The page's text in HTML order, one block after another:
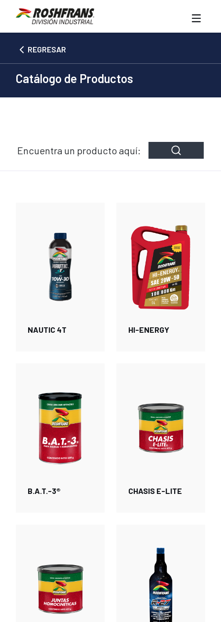
REGRESAR
Catálogo de Productos
Encuentra un producto aquí:
NAUTIC 4T HI-ENERGY
B.A.T.-3® CHASIS E-LITE